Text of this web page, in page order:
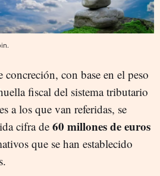
concreción, con base en el peso
fiscal del sistema tributario
a los que van referidas, se
cifra de 60 millones de euros
que se han establecido